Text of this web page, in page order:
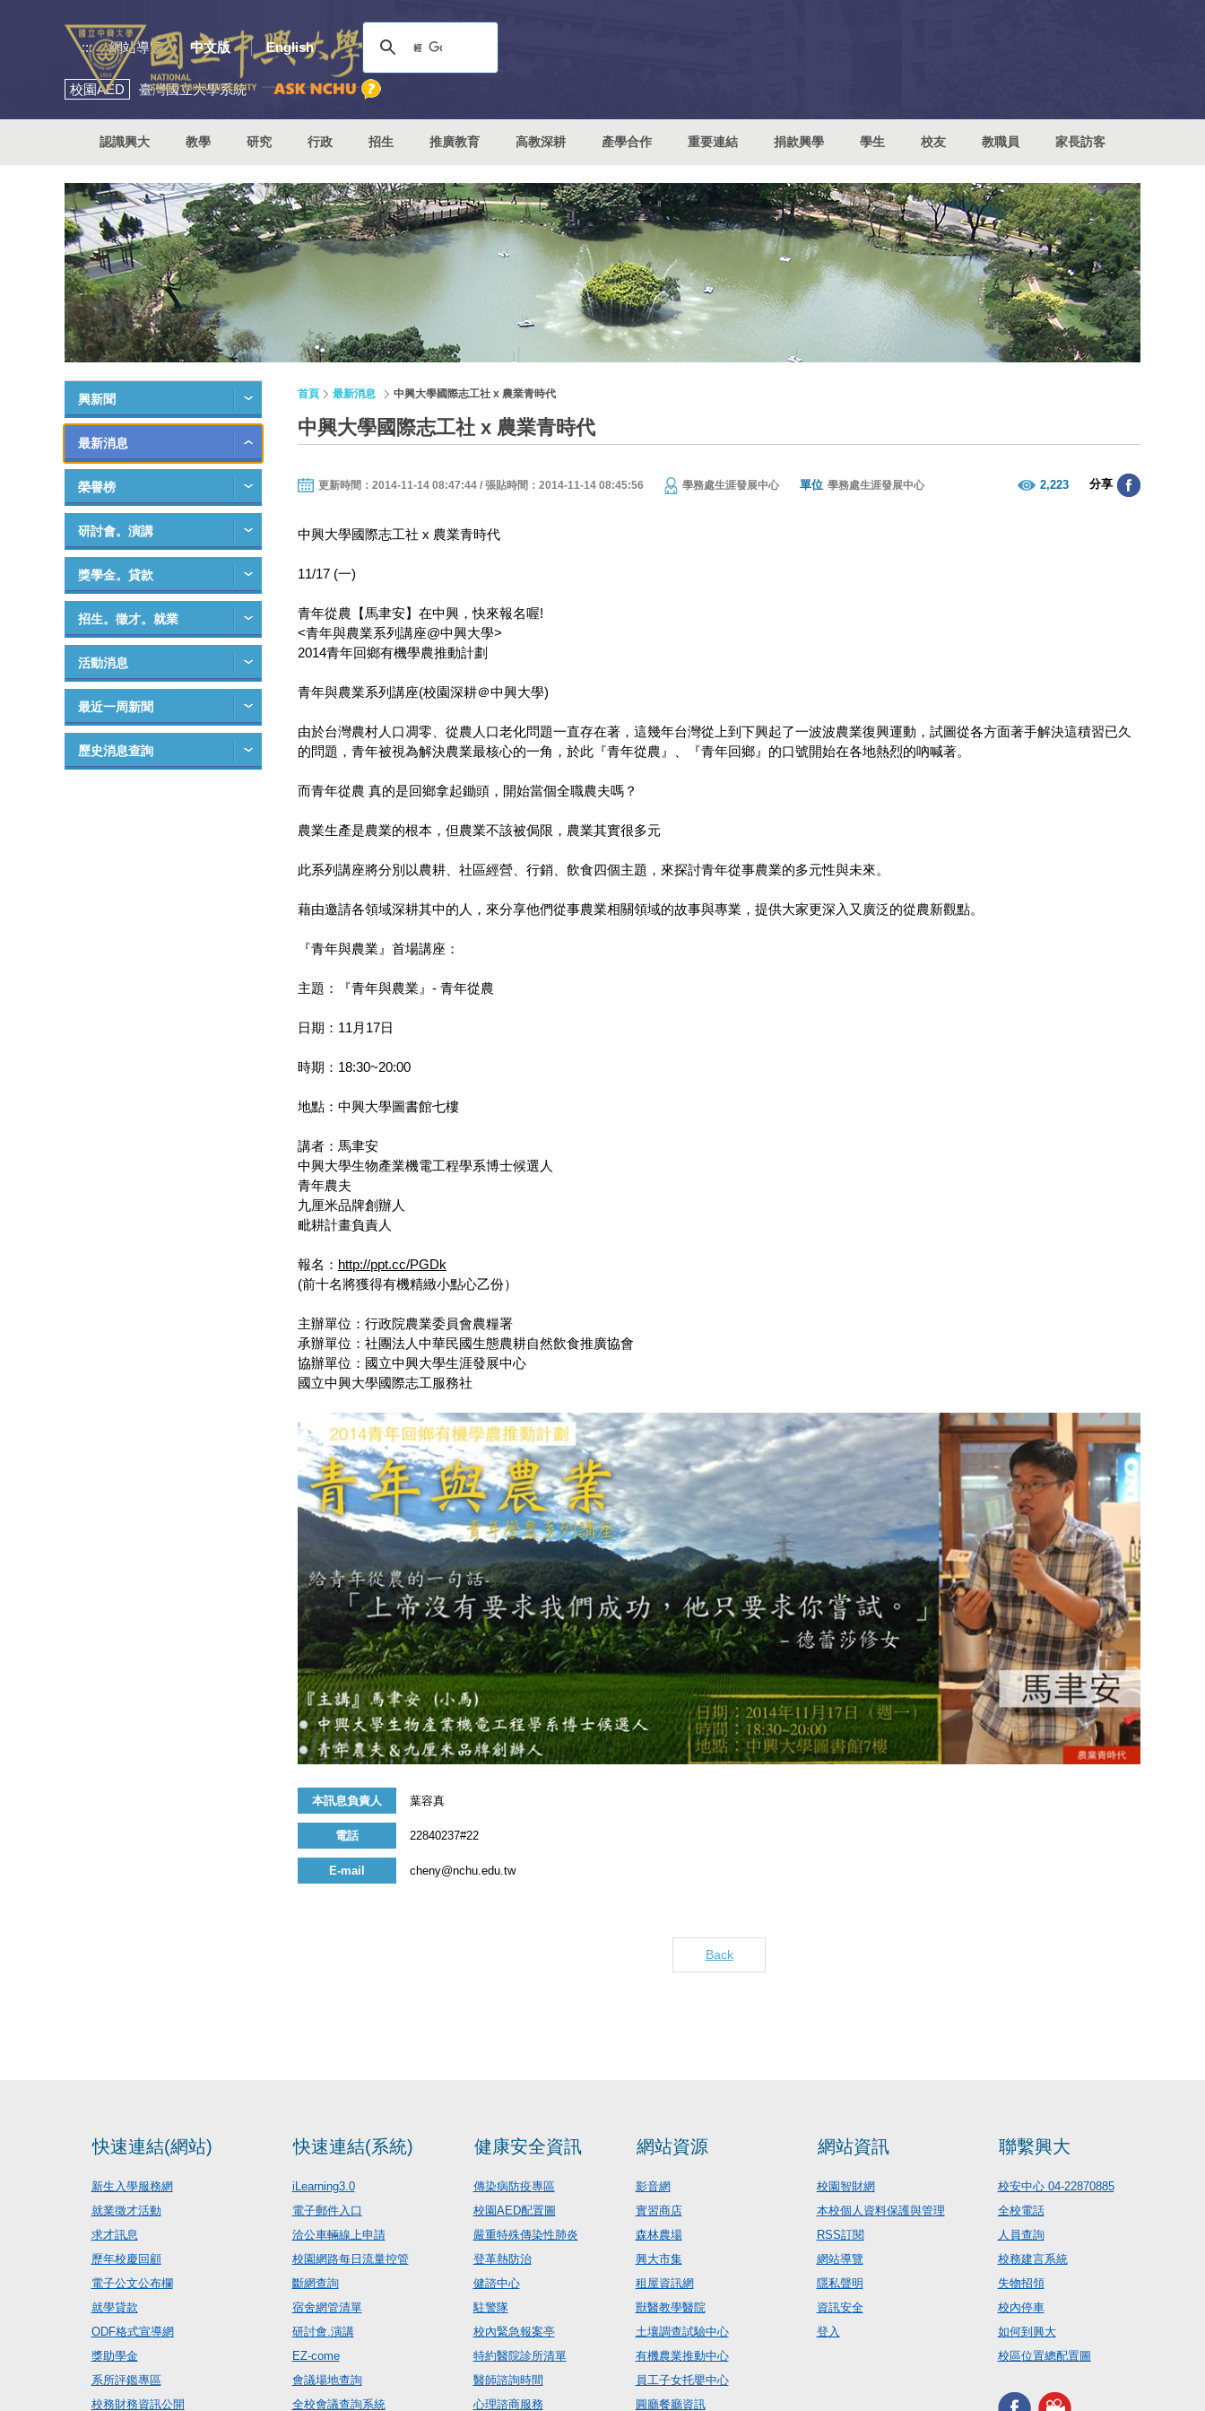
::: 網站導覽 中文版 English
校園AED 臺灣國立大學系統
認識興大 教學 研究 行政 招生 推廣教育 高教深耕 產學合作 重要連結 捐款興學 學生 校友 教職員 家長訪客
興新聞
最新消息
榮譽榜
研討會。演講
獎學金。貸款
招生。徵才。就業
活動消息
最近一周新聞
歷史消息查詢
首頁 最新消息 中興大學國際志工社 x 農業青時代
中興大學國際志工社 x 農業青時代
更新時間：2014-11-14 08:47:44 / 張貼時間：2014-11-14 08:45:56 學務處生涯發展中心 單位 學務處生涯發展中心 2,223 分享
中興大學國際志工社 x 農業青時代
11/17 (一)
青年從農【馬聿安】在中興，快來報名喔!
<青年與農業系列講座@中興大學>
2014青年回鄉有機學農推動計劃
青年與農業系列講座(校園深耕＠中興大學)
由於台灣農村人口凋零、從農人口老化問題一直存在著，這幾年台灣從上到下興起了一波波農業復興運動，試圖從各方面著手解決這積習已久
的問題，青年被視為解決農業最核心的一角，於此『青年從農』、『青年回鄉』的口號開始在各地熱烈的吶喊著。
而青年從農 真的是回鄉拿起鋤頭，開始當個全職農夫嗎？
農業生產是農業的根本，但農業不該被侷限，農業其實很多元
此系列講座將分別以農耕、社區經營、行銷、飲食四個主題，來探討青年從事農業的多元性與未來。
藉由邀請各領域深耕其中的人，來分享他們從事農業相關領域的故事與專業，提供大家更深入又廣泛的從農新觀點。
『青年與農業』首場講座：
主題：『青年與農業』- 青年從農
日期：11月17日
時期：18:30~20:00
地點：中興大學圖書館七樓
講者：馬聿安
中興大學生物產業機電工程學系博士候選人
青年農夫
九厘米品牌創辦人
毗耕計畫負責人
報名： http://ppt.cc/PGDk
(前十名將獲得有機精緻小點心乙份）
主辦單位：行政院農業委員會農糧署
承辦單位：社團法人中華民國生態農耕自然飲食推廣協會
協辦單位：國立中興大學生涯發展中心
國立中興大學國際志工服務社
本訊息負責人 葉容真
電話 22840237#22
E-mail cheny@nchu.edu.tw
Back
快速連結(網站)
新生入學服務網
就業徵才活動
求才訊息
歷年校慶回顧
電子公文公布欄
就學貸款
ODF格式宣導網
獎助學金
系所評鑑專區
校務財務資訊公開
快速連結(系統)
iLearning3.0
電子郵件入口
洽公車輛線上申請
校園網路每日流量控管
斷網查詢
宿舍網管清單
研討會.演講
EZ-come
會議場地查詢
全校會議查詢系統
健康安全資訊
傳染病防疫專區
校園AED配置圖
嚴重特殊傳染性肺炎
登革熱防治
健諮中心
駐警隊
校內緊急報案亭
特約醫院診所清單
醫師諮詢時間
心理諮商服務
網站資源
影音網
實習商店
森林農場
興大市集
租屋資訊網
獸醫教學醫院
土壤調查試驗中心
有機農業推動中心
員工子女托嬰中心
圓廳餐廳資訊
網站資訊
校園智財網
本校個人資料保護與管理
RSS訂閱
網站導覽
隱私聲明
資訊安全
登入
聯繫興大
校安中心 04-22870885
全校電話
人員查詢
校務建言系統
失物招領
校內停車
如何到興大
校區位置總配置圖